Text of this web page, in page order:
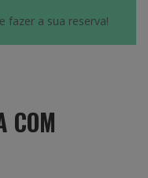
fazer a sua reserva!
COM